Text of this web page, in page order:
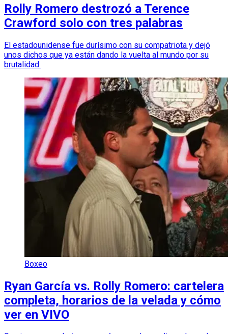
Rolly Romero destrozó a Terence
Crawford solo con tres palabras
El estadounidense fue durísimo con su compatriota y dejó
unos dichos que ya están dando la vuelta al mundo por su
brutalidad.
Boxeo
Ryan García vs. Rolly Romero: cartelera
completa, horarios de la velada y cómo
ver en VIVO